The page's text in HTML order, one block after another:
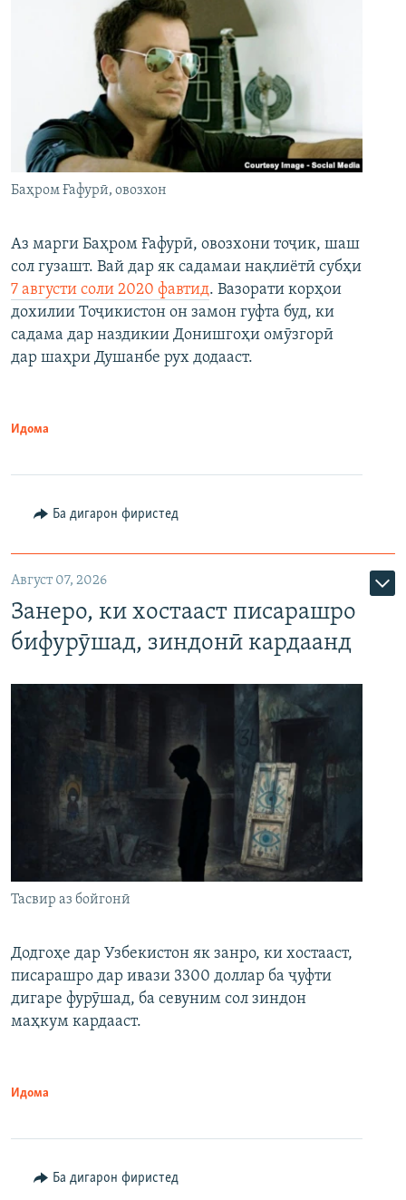
Баҳром Ғафурӣ, овозхон
Аз марги Баҳром Ғафурӣ, овозхони тоҷик, шаш
сол гузашт. Вай дар як садамаи нақлиётӣ субҳи
7 августи соли 2020 фавтид. Вазорати корҳои
дохилии Тоҷикистон он замон гуфта буд, ки
садама дар наздикии Донишгоҳи омӯзгорӣ
дар шаҳри Душанбе рух додааст.
Идома
Ба дигарон фиристед
Август 07, 2026
Занеро, ки хостааст писарашро
бифурӯшад, зиндонӣ кардаанд
Тасвир аз бойгонӣ
Додгоҳе дар Узбекистон як занро, ки хостааст,
писарашро дар ивази 3300 доллар ба ҷуфти
дигаре фурӯшад, ба севуним сол зиндон
маҳкум кардааст.
Идома
Ба дигарон фиристед